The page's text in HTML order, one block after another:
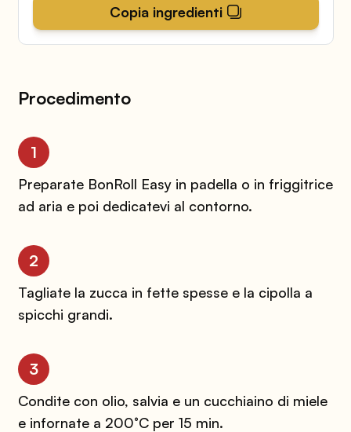
Copia ingredienti
Procedimento
1
Preparate BonRoll Easy in padella o in friggitrice
ad aria e poi dedicatevi al contorno.
2
Tagliate la zucca in fette spesse e la cipolla a
spicchi grandi.
3
Condite con olio, salvia e un cucchiaino di miele
e infornate a 200°C per 15 min.